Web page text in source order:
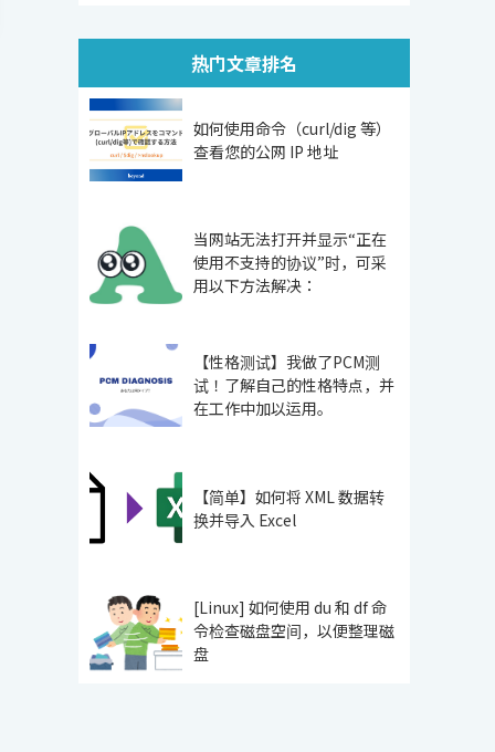
热门文章排名
如何使用命令（curl/dig 等）
查看您的公网 IP 地址
当网站无法打开并显示“正在
使用不支持的协议”时，可采
用以下方法解决：
【性格测试】我做了PCM测
试！了解自己的性格特点，并
在工作中加以运用。
【简单】如何将 XML 数据转
换并导入 Excel
[Linux] 如何使用 du 和 df 命
令检查磁盘空间，以便整理磁
盘